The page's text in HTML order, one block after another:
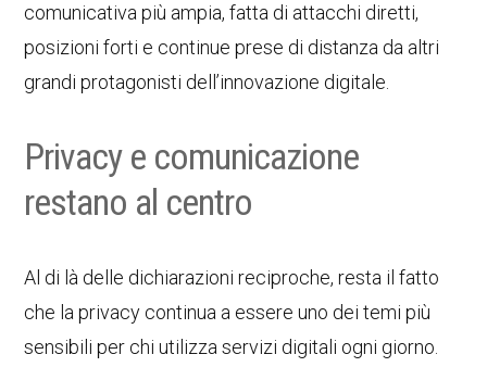
comunicativa più ampia, fatta di attacchi diretti,
posizioni forti e continue prese di distanza da altri
grandi protagonisti dell’innovazione digitale.
Privacy e comunicazione
restano al centro
Al di là delle dichiarazioni reciproche, resta il fatto
che la privacy continua a essere uno dei temi più
sensibili per chi utilizza servizi digitali ogni giorno.